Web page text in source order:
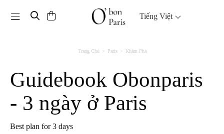
Toggle navigation Tiếng Việt
Trang Chủ Paris Khám Phá
Guidebook Obonparis
- 3 ngày ở Paris
Best plan for 3 days